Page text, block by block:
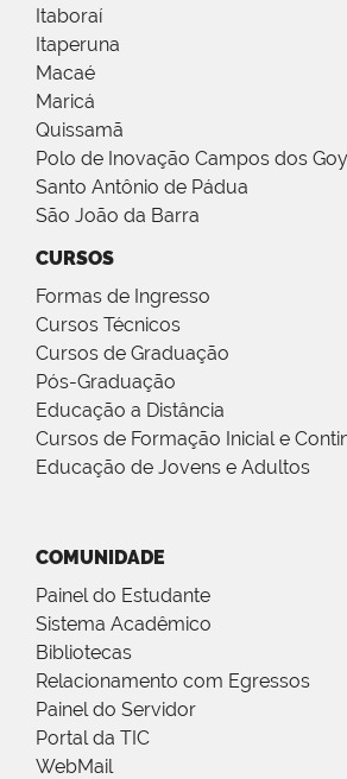
Itaboraí
Itaperuna
Macaé
Maricá
Quissamã
Polo de Inovação Campos dos
Santo Antônio de Pádua
São João da Barra
CURSOS
Formas de Ingresso
Cursos Técnicos
Cursos de Graduação
Pós-Graduação
Educação a Distância
Cursos de Formação Inicial e
Educação de Jovens e Adultos
COMUNIDADE
Painel do Estudante
Sistema Acadêmico
Bibliotecas
Relacionamento com Egressos
Painel do Servidor
Portal da TIC
WebMail